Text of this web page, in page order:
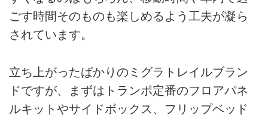
ごす時間そのものも楽しめるよう工夫が凝ら
されています。
立ち上がったばかりのミグラトレイルブラン
ドですが、まずはトランポ定番のフロアパネ
ルキットやサイドボックス、フリップベッド